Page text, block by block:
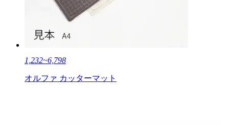
1,232~6,798
オルファ カッターマット